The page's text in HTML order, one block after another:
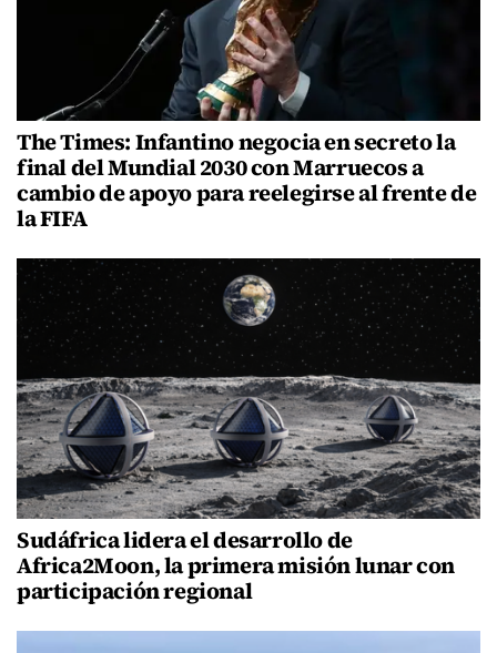
The Times: Infantino negocia en secreto la
final del Mundial 2030 con Marruecos a
cambio de apoyo para reelegirse al frente de
la FIFA
Sudáfrica lidera el desarrollo de
Africa2Moon, la primera misión lunar con
participación regional